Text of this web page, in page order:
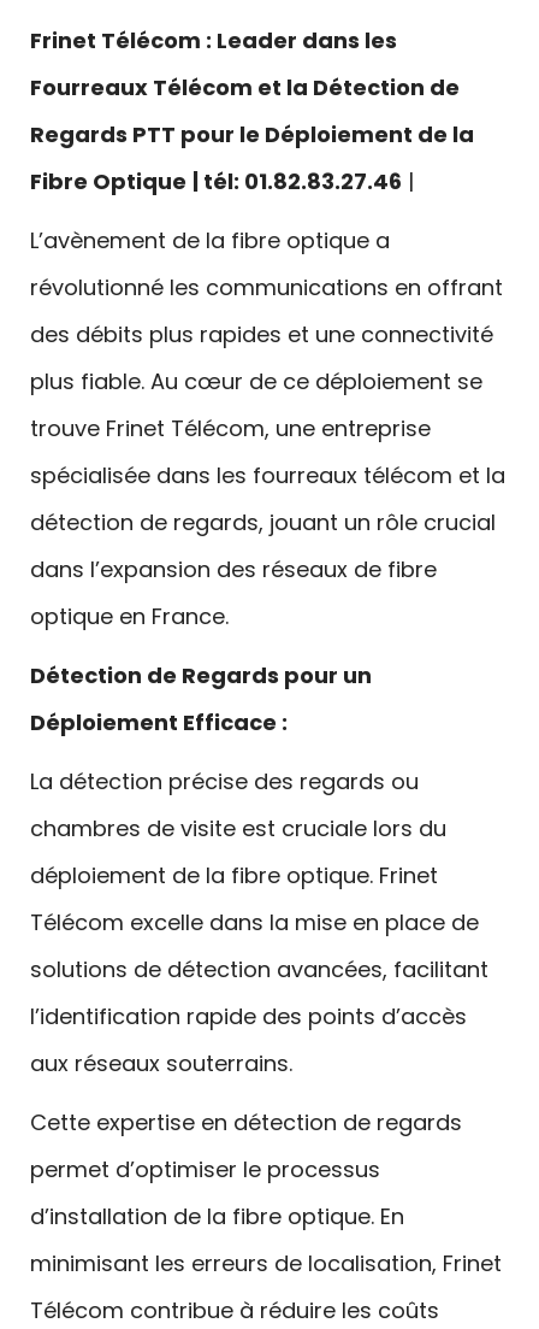
Frinet Télécom : Leader dans les
Fourreaux Télécom et la Détection de
Regards PTT pour le Déploiement de la
Fibre Optique | tél: 01.82.83.27.46 |
L’avènement de la fibre optique a
révolutionné les communications en offrant
des débits plus rapides et une connectivité
plus fiable. Au cœur de ce déploiement se
trouve Frinet Télécom, une entreprise
spécialisée dans les fourreaux télécom et la
détection de regards, jouant un rôle crucial
dans l’expansion des réseaux de fibre
optique en France.
Détection de Regards pour un
Déploiement Efficace :
La détection précise des regards ou
chambres de visite est cruciale lors du
déploiement de la fibre optique. Frinet
Télécom excelle dans la mise en place de
solutions de détection avancées, facilitant
l’identification rapide des points d’accès
aux réseaux souterrains.
Cette expertise en détection de regards
permet d’optimiser le processus
d’installation de la fibre optique. En
minimisant les erreurs de localisation, Frinet
Télécom contribue à réduire les coûts